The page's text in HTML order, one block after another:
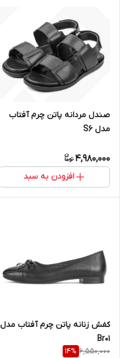
صندل مردانه پاتن چرم آفتاب
مدل S6
4,980,000
افزودن به سبد
کفش زنانه پاتن چرم آفتاب مدل
Br01
6,550,000
14%